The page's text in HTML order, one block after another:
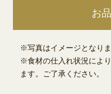
お
※写真はイメージとなりま
※食材の仕入れ状況によ
ます。ご了承ください。